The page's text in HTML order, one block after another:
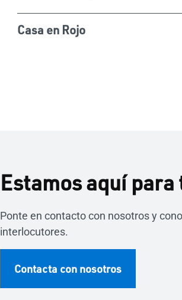
Casa en Rojo
Estamos aquí para
Ponte en contacto con nosotros y
interlocutores.
Contacta con nosotros